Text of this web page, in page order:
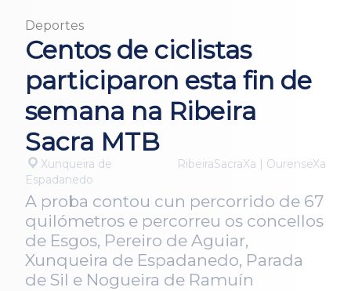
Deportes
Centos de ciclistas
participaron esta fin de
semana na Ribeira
Sacra MTB
Xunqueira de
Espadanedo
RibeiraSacraXa | OurenseXa
A proba contou cun percorrido de 67
quilómetros e percorreu os concellos
de Esgos, Pereiro de Aguiar,
Xunqueira de Espadanedo, Parada
de Sil e Nogueira de Ramuín